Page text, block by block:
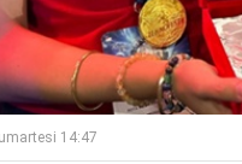
14:47